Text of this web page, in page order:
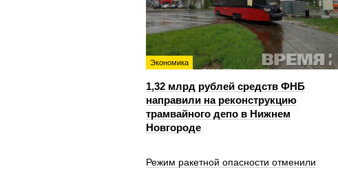
Экономика
1,32 млрд рублей средств ФНБ
направили на реконструкцию
трамвайного депо в Нижнем
Новгороде
Режим ракетной опасности отменили